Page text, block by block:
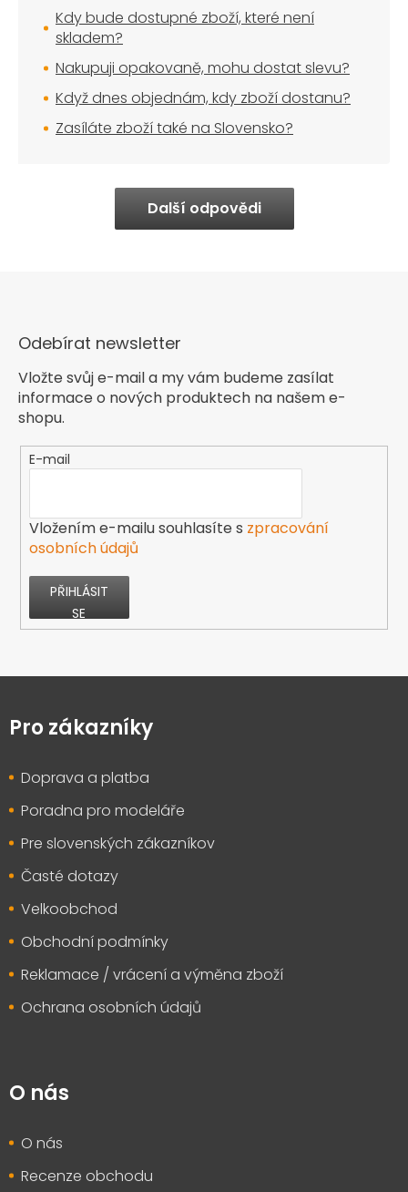
Kdy bude dostupné zboží, které není
skladem?
Nakupuji opakovaně, mohu dostat slevu?
Když dnes objednám, kdy zboží dostanu?
Zasíláte zboží také na Slovensko?
Další odpovědi
Odebírat newsletter
Vložte svůj e-mail a my vám budeme zasílat
informace o nových produktech na našem e-
shopu.
E-mail
Vložením e-mailu souhlasíte s zpracování
osobních údajů
PŘIHLÁSIT
SE
Z
pPro zákazníky
Doprava a platba
Poradna pro modeláře
Pre slovenských zákazníkov
Časté dotazy
Velkoobchod
Obchodní podmínky
Reklamace / vrácení a výměna zboží
Ochrana osobních údajů
O nás
O nás
Recenze obchodu